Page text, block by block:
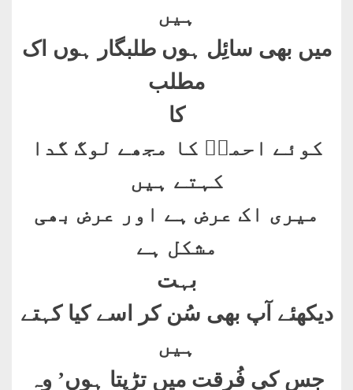
ہیں
میں بھی سائِل ہوں طلبگار ہوں اک
مطلب
کا
کوئے احمدؐ کا مجھے لوگ گدا
کہتے ہیں
میری اک عرض ہے اور عرض بھی
مشکل ہے
بہت
دیکھئے آپ بھی سُن کر اسے کیا کہتے
ہیں
جس کی فُرقت میں تڑپتا ہوں’ وہ